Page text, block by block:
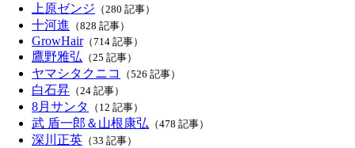
上原ゼンジ （280 記事）
十河進 （828 記事）
GrowHair（714 記事）
鷹野雅弘 （25 記事）
ヤマシタクニコ （526 記事）
白石昇 （24 記事）
8月サンタ （12 記事）
武 盾一郎＆山根康弘 （478 記事）
深川正英 （33 記事）